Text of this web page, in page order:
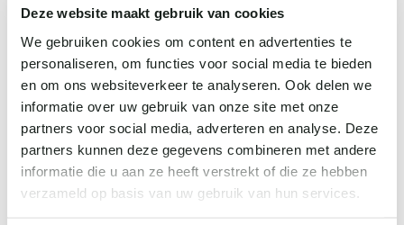
Deze website maakt gebruik van cookies
We gebruiken cookies om content en advertenties te
personaliseren, om functies voor social media te bieden
en om ons websiteverkeer te analyseren. Ook delen we
informatie over uw gebruik van onze site met onze
partners voor social media, adverteren en analyse. Deze
partners kunnen deze gegevens combineren met andere
informatie die u aan ze heeft verstrekt of die ze hebben
verzameld op basis van uw gebruik van hun services.
essentieel voor iedereen. Maar zeker als je graag ook
vitamine A op je huid wilt gebruiken.
Environ -AVSTenC-Quense1 t/m 5
Zeg je vitamine A dan zeg je Environ. Het merk Environ is
namelijk volledig ontwikkeld rondom vitamine A. Door het
unieke Vitamin Step-up System introduceer je stap voor stap
vitamine A aan de huid. De combinatie met vitamine C zorgt er